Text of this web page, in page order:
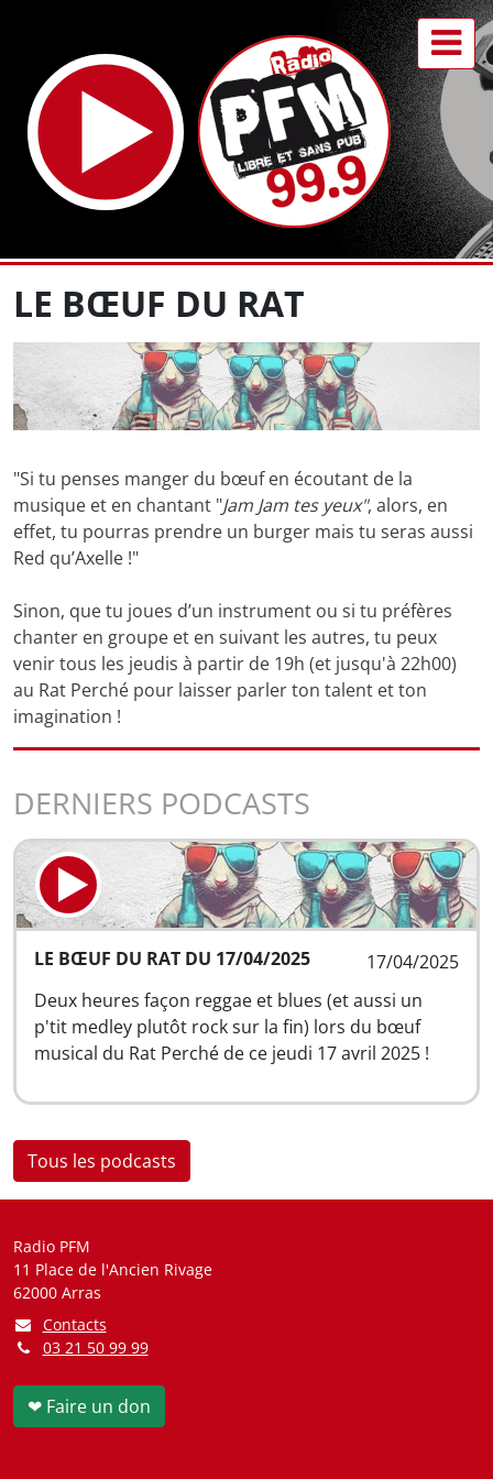
LE BŒUF DU RAT
"Si tu penses manger du bœuf en écoutant de la
musique et en chantant "Jam Jam tes yeux", alors, en
effet, tu pourras prendre un burger mais tu seras aussi
Red qu’Axelle !"
Sinon, que tu joues d’un instrument ou si tu préfères
chanter en groupe et en suivant les autres, tu peux
venir tous les jeudis à partir de 19h (et jusqu'à 22h00)
au Rat Perché pour laisser parler ton talent et ton
imagination !
DERNIERS PODCASTS
17/04/2025
LE BŒUF DU RAT DU 17/04/2025
Deux heures façon reggae et blues (et aussi un
p'tit medley plutôt rock sur la fin) lors du bœuf
musical du Rat Perché de ce jeudi 17 avril 2025 !
Tous les podcasts
Radio PFM
11 Place de l'Ancien Rivage
62000 Arras
Contacts
03 21 50 99 99
❤ Faire un don